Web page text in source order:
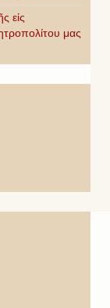
εἰς
μας